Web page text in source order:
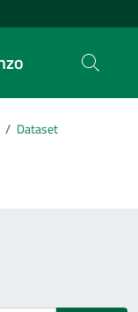
/ Dataset